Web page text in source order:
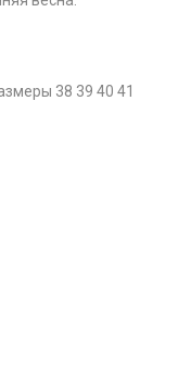
38 39 40 41